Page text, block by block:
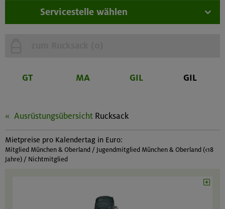
Servicestelle wählen
GT MA GIL GIL
Ausrüstungsübersicht Rucksack
Mietpreise pro Kalendertag in Euro:
Mitglied München & Oberland / Jugendmitglied München & Oberland (<18
Jahre) / Nichtmitglied